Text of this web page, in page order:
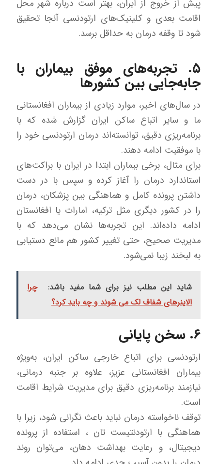
پیش از خروج از ایران، بهتر است درباره شهر محل
اقامت بعدی و کلینیک‌های ارتودنسی آنجا تحقیق
شود تا وقفه درمان به حداقل برسد.
۵. تجربه‌های موفق بیماران با
جابه‌جایی بین کشورها
در سال‌های اخیر، موارد زیادی از بیماران افغانستانی
ما و سایر اتباع ساکن ایران گزارش شده که با
برنامه‌ریزی دقیق، توانسته‌اند درمان ارتودنسی خود را
با موفقیت ادامه دهند.
برای مثال، برخی بیماران ابتدا در ایران با براکت‌های
استاندارد درمان را آغاز کرده و سپس با در دست
داشتن پرونده کامل و هماهنگی بین پزشکان، درمان
را در کشور دیگری مثل ترکیه، امارات یا افغانستان
ادامه داده‌اند. این تجربه‌ها نشان می‌دهد که با
مدیریت صحیح، حتی تغییر کشور هم مانع دستیابی
به لبخند زیبا نمی‌شود.
شاید این مطلب نیز برای شما مفید باشد:
چرا
الاینرهای شفاف لک می شوند و چه باید کرد؟
۶. سخن پایانی
ارتودنسی برای اتباع خارجی ساکن ایران، به‌ویژه
بیماران افغانستانی عزیز، علاوه بر جنبه درمانی،
نیازمند برنامه‌ریزی دقیق برای مدیریت شرایط اقامت
است.
توقف ناخواسته درمان نباید باعث نگرانی شود، زیرا با
هماهنگی با ارتودنتیست تان ، استفاده از پرونده
دیجیتال، و رعایت بهداشت دهان، می‌توان روند